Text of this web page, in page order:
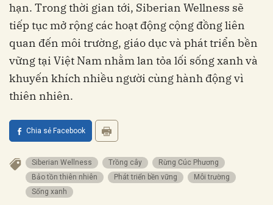
hạn. Trong thời gian tới, Siberian Wellness sẽ
tiếp tục mở rộng các hoạt động cộng đồng liên
quan đến môi trường, giáo dục và phát triển bền
vững tại Việt Nam nhằm lan tỏa lối sống xanh và
khuyến khích nhiều người cùng hành động vì
thiên nhiên.
Chia sẻ Facebook
Siberian Wellness Trồng cây
Rừng Cúc Phương
Bảo tồn thiên nhiên
Phát triển bền vững
Môi trường
Sống xanh